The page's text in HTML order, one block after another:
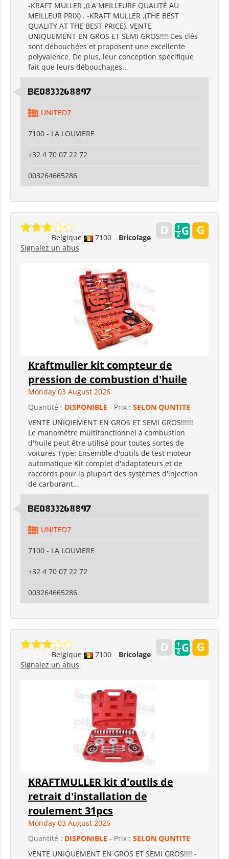
-KRAFT MULLER ,(LA MEILLEURE QUALITÉ AU
MEILLEUR PRIX) . -KRAFT MULLER ,(THE BEST
QUALITY AT THE BEST PRICE). VENTE
UNIQUEMENT EN GROS ET SEMI GROS!!!! Ces clés
sont débouchées et proposent une excellente
polyvalence. De plus, leur conception spécifique
fait que leurs débouchages...
BE0833268897
UNITED7
7100 - LA LOUVIERE
+32 4 70 07 22 72
003264665286
Belgique 7100
Bricolage
Signalez un abus
Kraftmuller kit compteur de
pression de combustion d'huile
Monday 03 August 2026
Quantité : DISPONIBLE - Prix : SELON QUNTITE
VENTE UNIQIEMENT EN GROS ET SEMI GROS!!!!!!
Le manomètre multifonctionnel à combustion
d'huile peut être utilisé pour toutes sortes de
voitures Type: Ensemble d'outils de test moteur
automatique Kit complet d'adaptateurs et de
raccords pour la plupart des systèmes d'injection
de carburant...
BE0833268897
UNITED7
7100 - LA LOUVIERE
+32 4 70 07 22 72
003264665286
Belgique 7100
Bricolage
Signalez un abus
KRAFTMULLER kit d'outils de
retrait d'installation de
roulement 31pcs
Monday 03 August 2026
Quantité : DISPONIBLE - Prix : SELON QUNTITE
VENTE UNIQUEMENT EN GROS ET SEMI GROS!!!! -